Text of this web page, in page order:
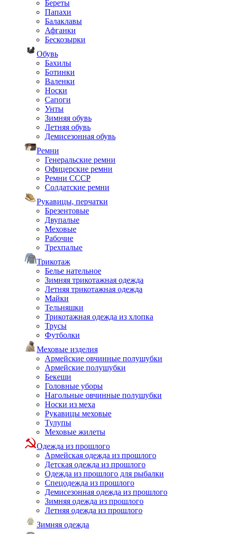
Береты
Папахи
Балаклавы
Афганки
Бескозырки
Обувь
Бахилы
Ботинки
Валенки
Носки
Сапоги
Унты
Зимняя обувь
Летняя обувь
Демисезонная обувь
Ремни
Генеральские ремни
Офицерские ремни
Ремни СССР
Солдатские ремни
Рукавицы, перчатки
Брезентовые
Двупалые
Меховые
Рабочие
Трехпалые
Трикотаж
Белье нательное
Зимняя трикотажная одежда
Летняя трикотажная одежда
Майки
Тельняшки
Трикотажная одежда из хлопка
Трусы
Футболки
Меховые изделия
Армейские овчинные полушубки
Армейские полушубки
Бекеши
Головные уборы
Нагольные овчинные полушубки
Носки из меха
Рукавицы меховые
Тулупы
Меховые жилеты
Одежда из прошлого
Армейская одежда из прошлого
Детская одежда из прошлого
Одежда из прошлого для рыбалки
Спецодежда из прошлого
Демисезонная одежда из прошлого
Зимняя одежда из прошлого
Летняя одежда из прошлого
Зимняя одежда